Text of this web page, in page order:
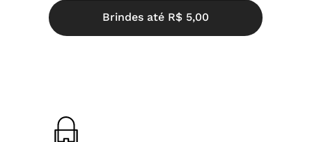
Brindes até R$ 5,00